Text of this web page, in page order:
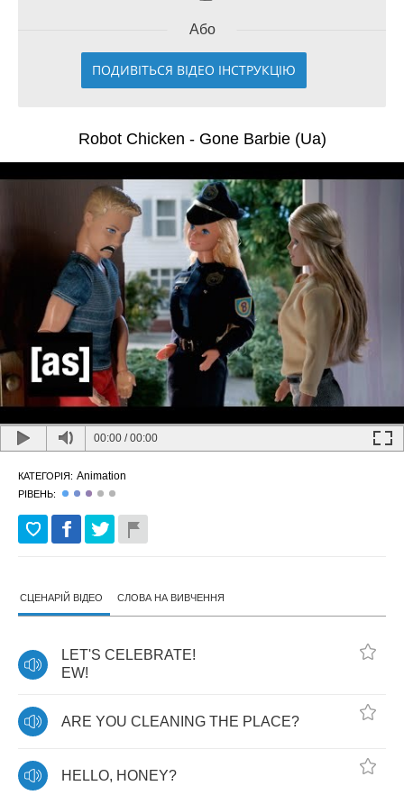
Або
ПОДИВІТЬСЯ ВІДЕО ІНСТРУКЦІЮ
Robot Chicken - Gone Barbie (Ua)
00:00 /00:00
КАТЕГОРІЯ: Animation
РІВЕНЬ:
СЦЕНАРІЙ ВІДЕО СЛОВА НА ВИВЧЕННЯ
LET'S CELEBRATE!
EW!
ARE YOU CLEANING THE PLACE?
HELLO, HONEY?